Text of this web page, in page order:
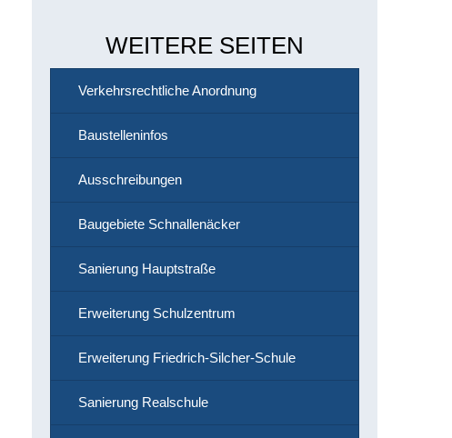
WEITERE SEITEN
Verkehrsrechtliche Anordnung
Baustelleninfos
Ausschreibungen
Baugebiete Schnallenäcker
Sanierung Hauptstraße
Erweiterung Schulzentrum
Erweiterung Friedrich-Silcher-Schule
Sanierung Realschule